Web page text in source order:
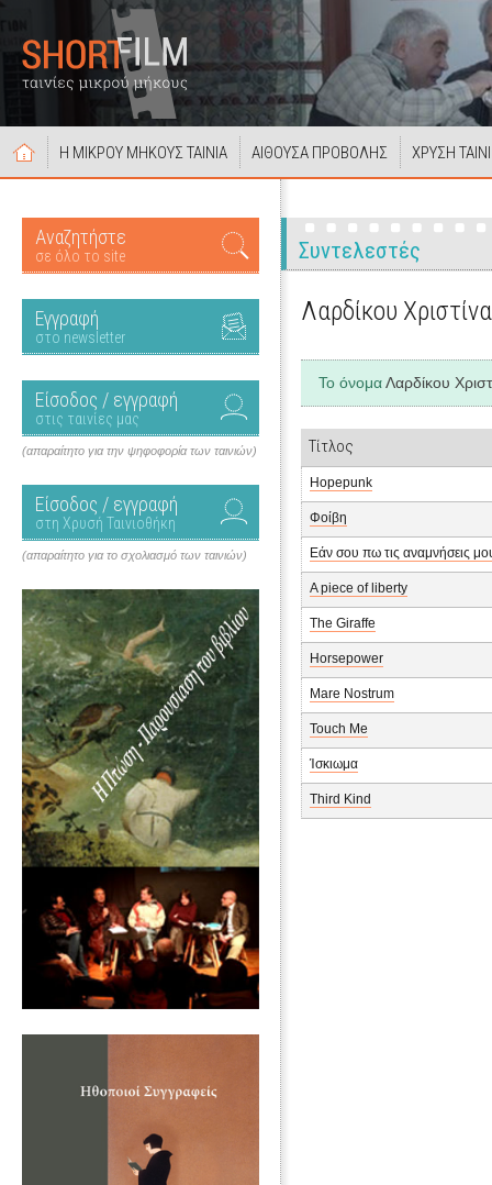
Η ΜΙΚΡΟΥ ΜΗΚΟΥΣ ΤΑΙΝΙΑ ΑΙΘΟΥΣΑ ΠΡΟΒΟΛΗΣ ΧΡΥΣΗ
Αναζητήστε
σε όλο το site
Εγγραφή
στο newsletter
Είσοδος / εγγραφή
στις ταινίες μας
(απαραίτητο για την ψηφοφορία των ταινιών)
Είσοδος / εγγραφή
στη Χρυσή Ταινιοθήκη
(απαραίτητο για το σχολιασμό των ταινιών)
Συντελεστές
Λαρδίκου Χριστίνα
Το όνομαΛαρδίκου
Τίτλος
Hopepunk
Φοίβη
Εάν σου πω τις αναμνήσεις
A piece of liberty
The Giraffe
Horsepower
Mare Nostrum
Touch Me
Ίσκιωμα
Third Kind